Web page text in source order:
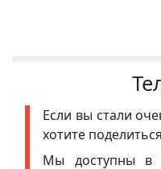
Если вы стали
хотите
Мы доступны в